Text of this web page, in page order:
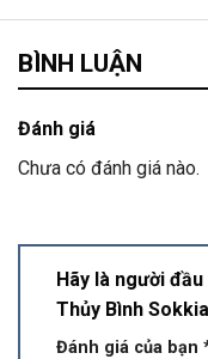
BÌNH LUẬN
Đánh giá
Chưa có đánh giá nào.
Hãy là người
Thủy Bình
Đánh giá của bạn